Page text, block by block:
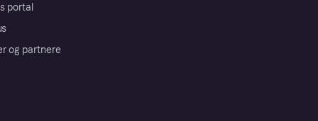
portal
og partnere